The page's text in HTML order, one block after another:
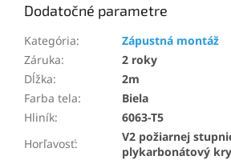
Dodatočné parametre
Kategória:
Zápustná montáž
Záruka:
2 roky
Dĺžka:
2m
Farba tela:
Biela
Hliník:
6063-T5
Horľavosť:
V2 požiarnej
plykarbonátový